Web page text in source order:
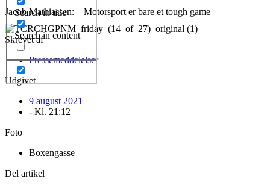
Search in title
Search in content
Jacob Mathiassen: – Motorsport er bare et tough game
Skrevet af
Pressemeddelelser
Udgivet
9 august 2021
- Kl. 21:12
Foto
Boxengasse
Del artikel